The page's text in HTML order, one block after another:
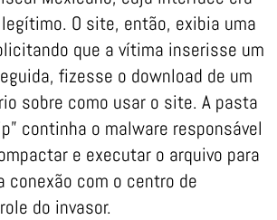
O site, então, exibia uma
que a vítima inserisse um
fizesse o download de um
sobre como usar o site. A pasta
continha o malware responsável
e executar o arquivo para
conexão com o centro de
do invasor.